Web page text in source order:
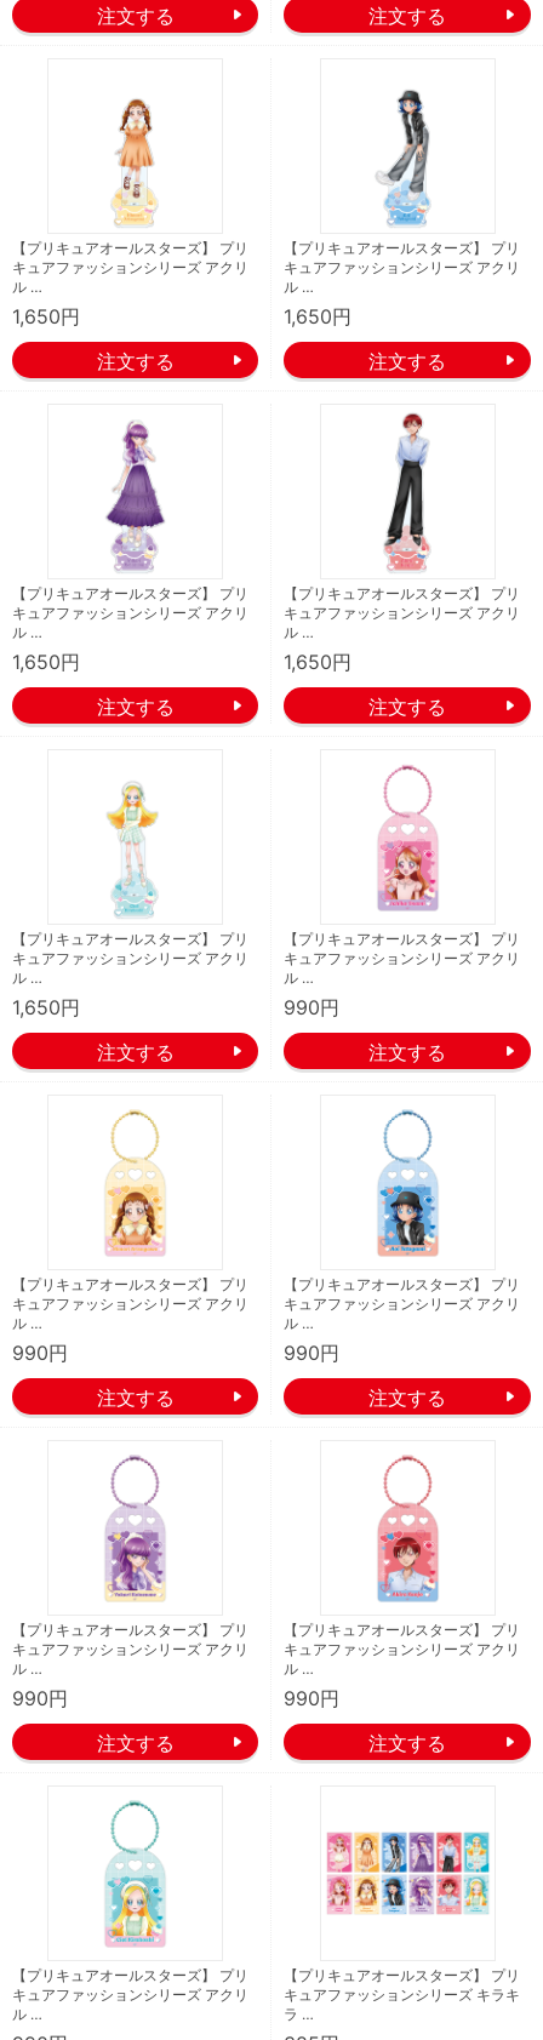
【プリキュアオールスターズ】 プリ
キュアファッションシリーズ アクリ
ル …
1,650円
【プリキュアオールスターズ】 プリ
キュアファッションシリーズ アクリ
ル …
1,650円
【プリキュアオールスターズ】 プリ
キュアファッションシリーズ アクリ
ル …
1,650円
【プリキュアオールスターズ】 プリ
キュアファッションシリーズ アクリ
ル …
1,650円
【プリキュアオールスターズ】 プリ
キュアファッションシリーズ アクリ
ル …
1,650円
【プリキュアオールスターズ】 プリ
キュアファッションシリーズ アクリ
ル …
990円
【プリキュアオールスターズ】 プリ
キュアファッションシリーズ アクリ
ル …
990円
【プリキュアオールスターズ】 プリ
キュアファッションシリーズ アクリ
ル …
990円
【プリキュアオールスターズ】 プリ
キュアファッションシリーズ アクリ
ル …
990円
【プリキュアオールスターズ】 プリ
キュアファッションシリーズ アクリ
ル …
990円
【プリキュアオールスターズ】 プリ
キュアファッションシリーズ アクリ
ル …
【プリキュアオールスターズ】 プリ
キュアファッションシリーズ キラキ
ラ …